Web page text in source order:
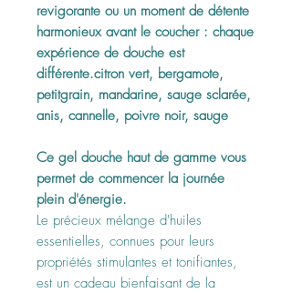
revigorante ou un moment de détente
harmonieux avant le coucher : chaque
expérience de douche est
différente.citron vert, bergamote,
petitgrain, mandarine, sauge sclarée,
anis, cannelle, poivre noir, sauge
Ce gel douche haut de gamme vous
permet de commencer la journée
plein d'énergie.
Le précieux mélange d'huiles
essentielles, connues pour leurs
propriétés stimulantes et tonifiantes,
est un cadeau bienfaisant de la